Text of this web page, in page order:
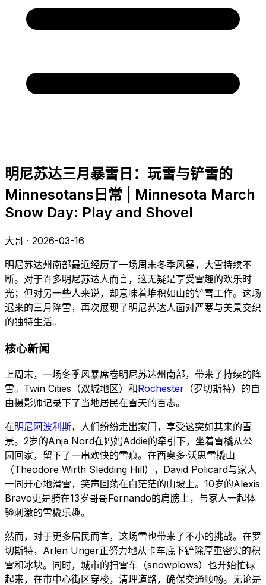
明尼苏达三月暴雪日：玩雪与铲雪的
Minnesotans日常 | Minnesota March
Snow Day: Play and Shovel
大哥 · 2026-03-16
明尼苏达州南部最近经历了一场周末冬季风暴，大雪持续不
断。对于许多明尼苏达人而言，这无疑是享受雪趣的欢乐时
光；但对另一些人来说，却意味着堆积如山的铲雪工作。这场
迟来的三月降雪，再次展现了明尼苏达人面对严寒与美景交织
的独特生活。
核心新闻
上周末，一场冬季风暴席卷明尼苏达州南部，带来了持续的降
雪。Twin Cities（双城地区）和Rochester （罗切斯特）的自
由摄影师记录下了当地居民在雪天的百态。
在明尼阿波利斯，人们纷纷走出家门，享受这突如其来的雪
景。2岁的Anja Nord在妈妈Addie的牵引下，坐着雪橇从公
园回家，留下了一串欢快的雪痕。在西奥多·沃思雪橇山
（Theodore Wirth Sledding Hill），David Policard与家人
一同开心地滑雪，笑声回荡在白茫茫的山坡上。10岁的Alexis
Bravo更是骑在13岁哥哥Fernando的肩膀上，与家人一起体
验刺激的雪橇乐趣。
然而，对于更多居民而言，这场雪也带来了不小的挑战。在罗
切斯特，Arlen Unger正努力地从卡车底下铲除厚重密实的积
雪和冰块。同时，城市的扫雪车（snowplows）也开始忙碌
起来，在市中心街区穿梭，清理道路，确保交通顺畅。无论是